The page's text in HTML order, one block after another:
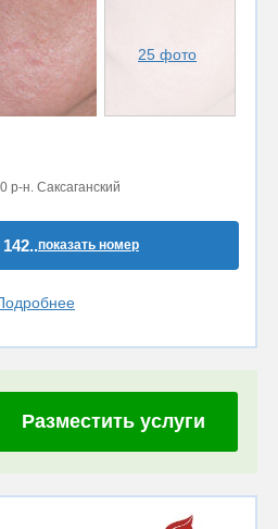
25 фото
р-н. Саксаганский
показать номер
Разместить услуги